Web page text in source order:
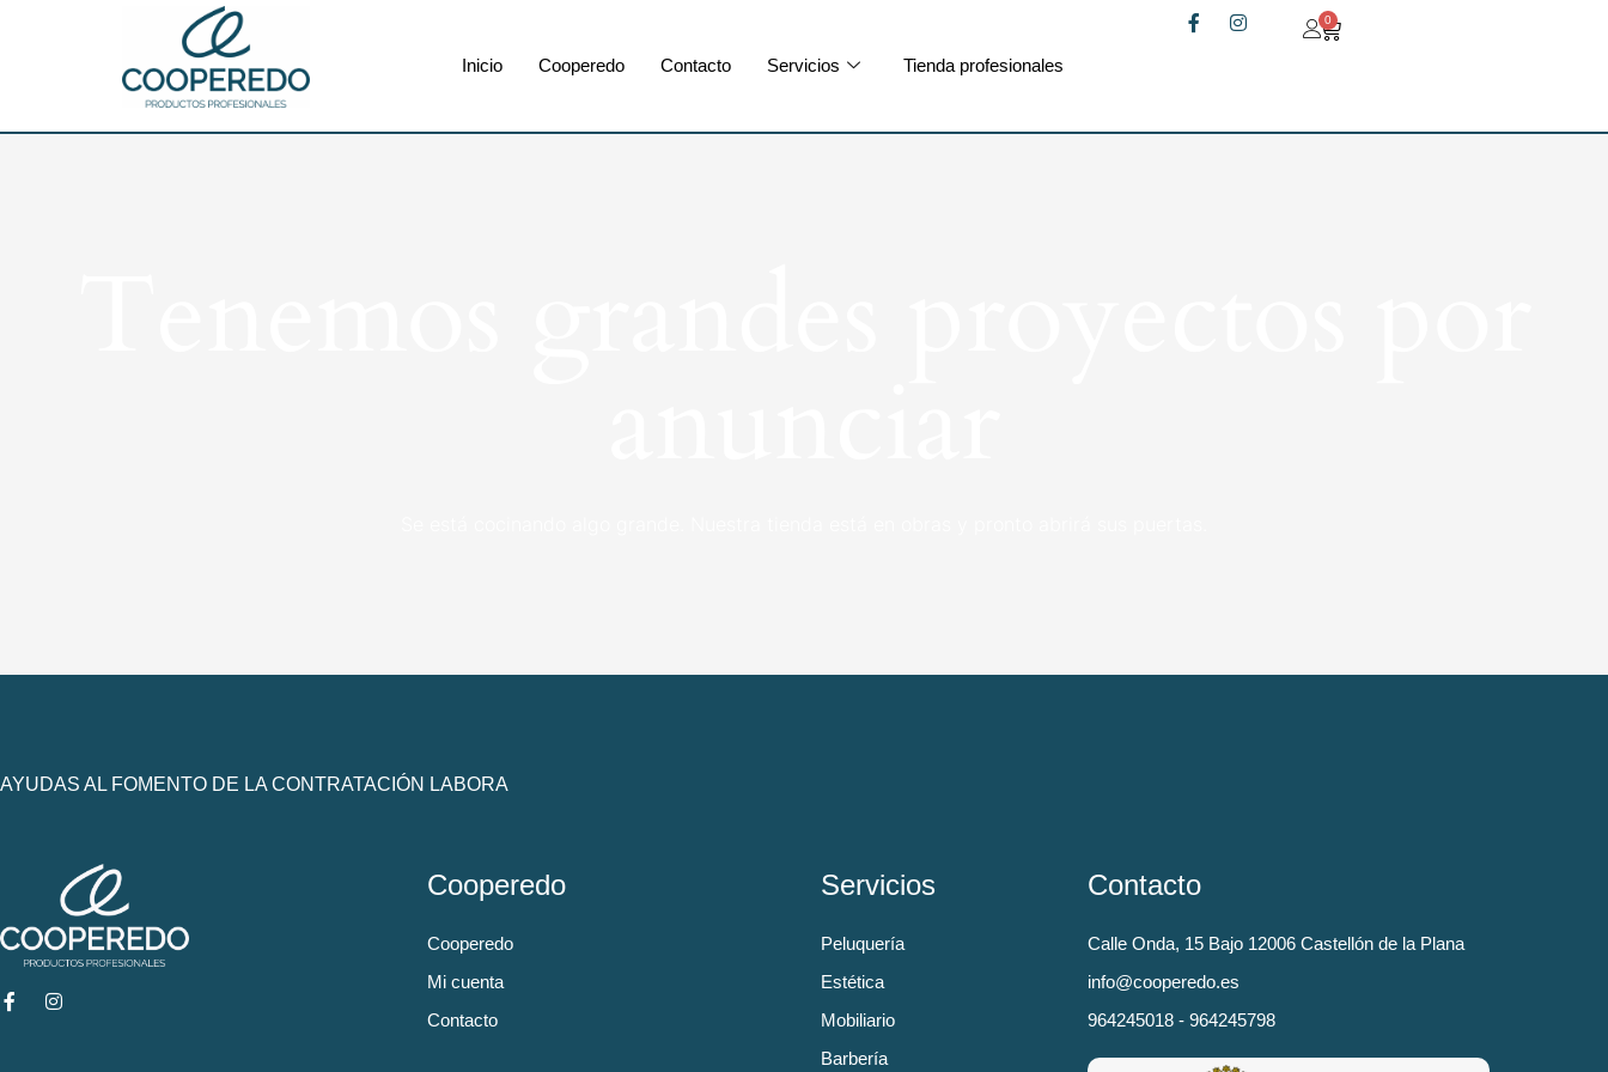
Inicio Cooperedo Contacto Servicios Tienda profesionales
0
AYUDAS AL FOMENTO DE LA CONTRATACIÓN LABORA
Cooperedo
Cooperedo
Mi cuenta
Contacto
Servicios
Peluquería
Estética
Mobiliario
Barbería
Contacto
Calle Onda, 15 Bajo 12006 Castellón de la Plana
info@cooperedo.es
964245018 - 964245798